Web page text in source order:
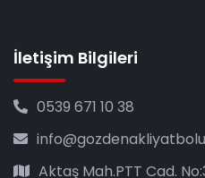
İletişim Bilgileri
0539 671 10 38
Aktaş Mah.PTT Cad.